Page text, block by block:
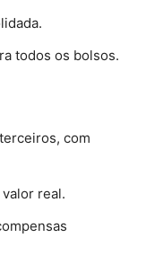
todos os bolsos.
com
real.